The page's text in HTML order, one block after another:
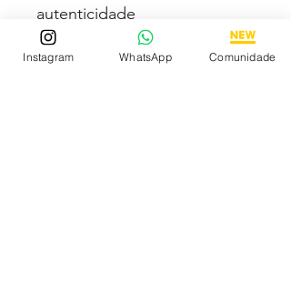
autenticidade
- Manual de garantia
- Chaveiro
Instagram WhatsApp Comunidade